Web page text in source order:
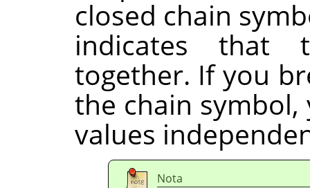
closed chain
indicates that
together. If you
the chain
values
Nota